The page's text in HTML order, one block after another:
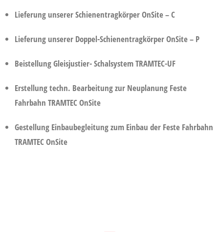
Lieferung unserer SchienentragkörperOnSite –C
Lieferung unserer Doppel-SchienentragkörperOnSite – P
Beistellung Gleisjustier- SchalsystemTRAMTEC-UF
Erstellung techn. Bearbeitung zur Neuplanung Feste
Fahrbahn TRAMTECOnSite
Gestellung Einbaubegleitung zum Einbau der Feste Fahrbahn
TRAMTECOnSite